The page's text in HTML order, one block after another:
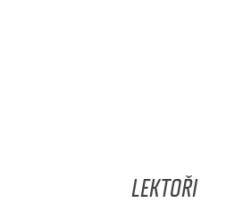
LEKTOŘI